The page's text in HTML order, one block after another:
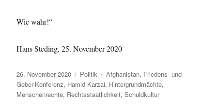
Wie wahr!“
Hans Steding, 25. November 2020
Veröffentlicht
am
26. November 2020 Kategorien
Politik Schlagwörter
Afghanistan, Friedens- und
Geber-Konferenz, Hamid Karzai, Hintergrundmächte,
Menschenrechte, Rechtsstaatlichkeit,Schuldkultur